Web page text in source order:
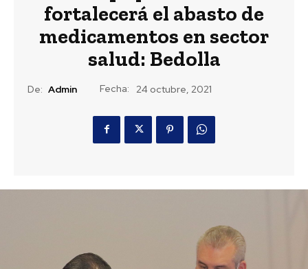
fortalecerá el abasto de
medicamentos en sector
salud: Bedolla
De: Admin Fecha: 24 octubre, 2021